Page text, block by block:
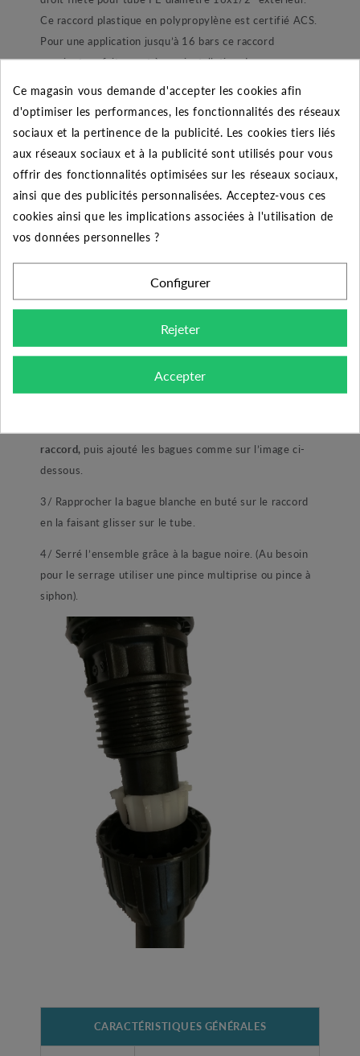
Ce raccord plastique en polypropylène est certifié ACS.
Pour une application jusqu’à 16 bars ce raccord
convient parfaitement à une installation de pompage ou
encore d’arrosage automatique enterré. Dans sa
conception le raccord est composé d’un joint torique
lubrifié pour une étanchéité parfaite. Ensuite nous
retrouvons une bague de blocage de joint afin de ne pas
le perdre lors du montage et démontage du raccord.
Une bague de blocage en POM blanc permettant de
maintenir le tube. Et enfin une bague de serrage
ergonomique qui à pour but de refermer et maintenir
Conseil de montage :
Pour bien monter ce raccord voici une procédure
1/ démonté la bague noire du raccord.
raccord, puis ajouté les bagues comme sur l’image ci-
dessous.
3/ Rapprocher la bague blanche en buté sur le raccord
en la faisant glisser sur le tube.
4/ Serré l’ensemble grâce à la bague noire. (Au besoin
pour le serrage utiliser une pince multiprise ou pince à
siphon).
CARACTÉRISTIQUES GÉNÉRALES
Ce magasin vous demande d'accepter les cookies afin
d'optimiser les performances, les fonctionnalités des réseaux
sociaux et la pertinence de la publicité. Les cookies tiers liés
aux réseaux sociaux et à la publicité sont utilisés pour vous
offrir des fonctionnalités optimisées sur les réseaux sociaux,
ainsi que des publicités personnalisées. Acceptez-vous ces
cookies ainsi que les implications associées à l'utilisation de
vos données personnelles ?
Configurer
Rejeter
Accepter